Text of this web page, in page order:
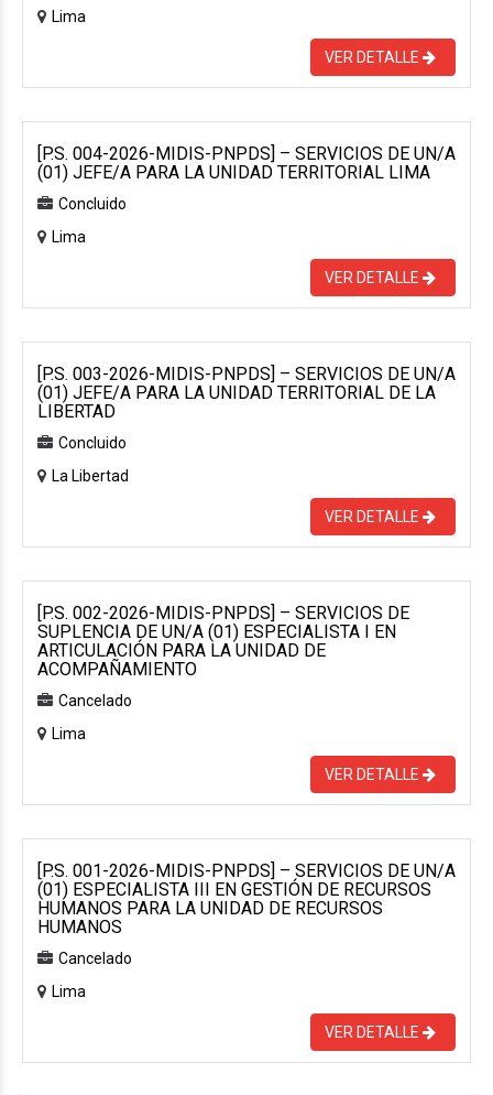
Lima
VER DETALLE
[P.S. 004-2026-MIDIS-PNPDS] – SERVICIOS DE UN/A
(01) JEFE/A PARA LA UNIDAD TERRITORIAL LIMA
Concluido
Lima
VER DETALLE
[P.S. 003-2026-MIDIS-PNPDS] – SERVICIOS DE UN/A
(01) JEFE/A PARA LA UNIDAD TERRITORIAL DE LA
LIBERTAD
Concluido
La Libertad
VER DETALLE
[P.S. 002-2026-MIDIS-PNPDS] – SERVICIOS DE
SUPLENCIA DE UN/A (01) ESPECIALISTA I EN
ARTICULACIÓN PARA LA UNIDAD DE
ACOMPAÑAMIENTO
Cancelado
Lima
VER DETALLE
[P.S. 001-2026-MIDIS-PNPDS] – SERVICIOS DE UN/A
(01) ESPECIALISTA III EN GESTIÓN DE RECURSOS
HUMANOS PARA LA UNIDAD DE RECURSOS
HUMANOS
Cancelado
Lima
VER DETALLE